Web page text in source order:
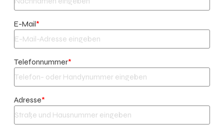
E-Mail*
Telefonnummer*
Adresse*